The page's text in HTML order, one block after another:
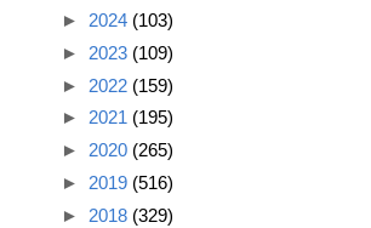
► 2024 (103)
► 2023 (109)
► 2022 (159)
► 2021 (195)
► 2020 (265)
► 2019 (516)
► 2018 (329)